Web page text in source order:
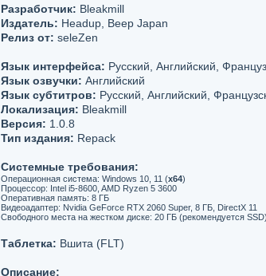
Разработчик: Bleakmill
Издатель: Headup, Beep Japan
Релиз от: seleZen
Язык интерфейса: Русский, Английский,
Язык озвучки: Английский
Язык субтитров: Русский, Английский,
Локализация: Bleakmill
Версия: 1.0.8
Тип издания: Repack
Системные требования:
Операционная система: Windows 10, 11 (х64)
Процессор: Intel i5-8600, AMD Ryzen 5 3600
Оперативная память: 8 ГБ
Видеоадаптер: Nvidia GeForce RTX 2060 Super, 8 ГБ, DirectX 11
Свободного места на жестком диске: 20 ГБ (рекомендуется SSD)
Таблетка: Вшита (FLT)
Описание: